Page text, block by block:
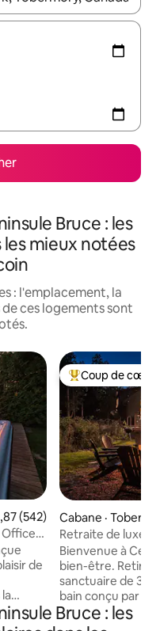
Bruce : les
mieux notées
: l'emplacement, la
ces logements sont
moyenne de 4,87 sur 5,
(542)
de
Coup de cœur
Coup de cœur
Cabane ·
Retraite de luxe à
moderne et spa
Bienvenue à
bien-être.
sanctuaire de 3
bain conçu par
2 acres privés, à
Tobermory. Ce
Bruce : les